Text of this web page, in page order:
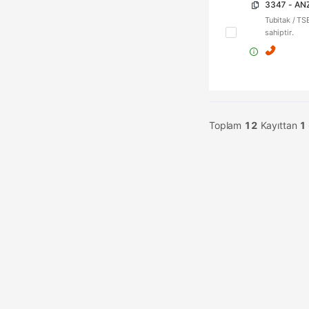
Tubitak /
sahiptir.
Toplam 12 Kayıttan 1